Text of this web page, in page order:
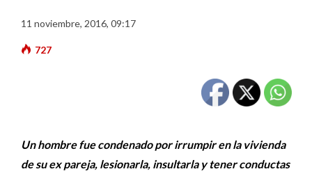
11 noviembre, 2016, 09:17
727
Un hombre fue condenado por irrumpir en la vivienda
de su ex pareja, lesionarla, insultarla y tener conductas